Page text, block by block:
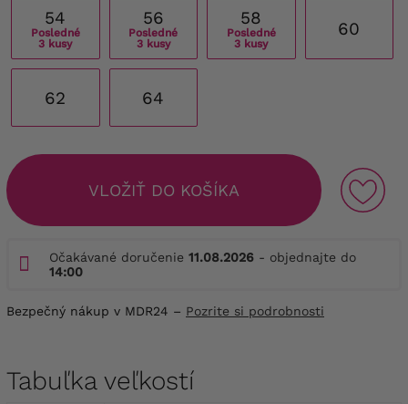
54
Posledné
3 kusy
56
Posledné
3 kusy
58
Posledné
3 kusy
60
62 64
VLOŽIŤ DO KOŠÍKA
Očakávané doručenie 11.08.2026 - objednajte do
14:00
Bezpečný nákup v MDR24 – Pozrite si podrobnosti
Tabuľka veľkostí